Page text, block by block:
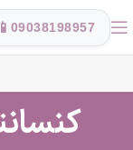
📱 09038198957